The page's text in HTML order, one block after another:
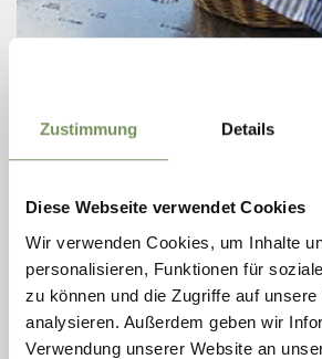
Zustimmung Details
Diese Webseite verwendet Cookies
Wir verwenden Cookies, um Inhalte
personalisieren, Funktionen für
zu können und die Zugriffe auf
analysieren. Außerdem geben wir
Verwendung unserer Website an
+ altre date
CESTI CON PRODOTTI
felice di offrirvi un cestino da picnic,
artigianali del maso. Potete ritirare il
LEGGI DI PIÙ